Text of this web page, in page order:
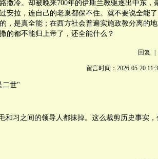
撒冷。却被晚来700年的伊斯兰教驱逐出中东，
安拉，连自己的老巢都保不住。就不要说全能
，是真全能；在西方社会普遍实施政教分离的地
的都不能归上帝了，还全能什么？
回复
留言时间：2026-05-20
二世"
和习之间的领导人都抹掉。这么裁剪历史事实，